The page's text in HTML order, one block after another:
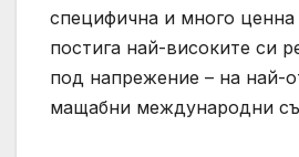
специфична и много ценна
постига най-високите си
под напрежение – на най-
мащабни международни